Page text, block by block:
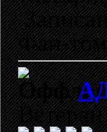
Фан-
Ветеран